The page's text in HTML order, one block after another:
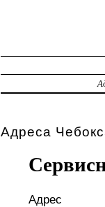
Адреса
Адрес